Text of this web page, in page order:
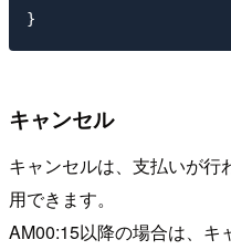
キャンセル
キャンセルは、支払いが行
用できます。
AM00:15以降の場合は、キ